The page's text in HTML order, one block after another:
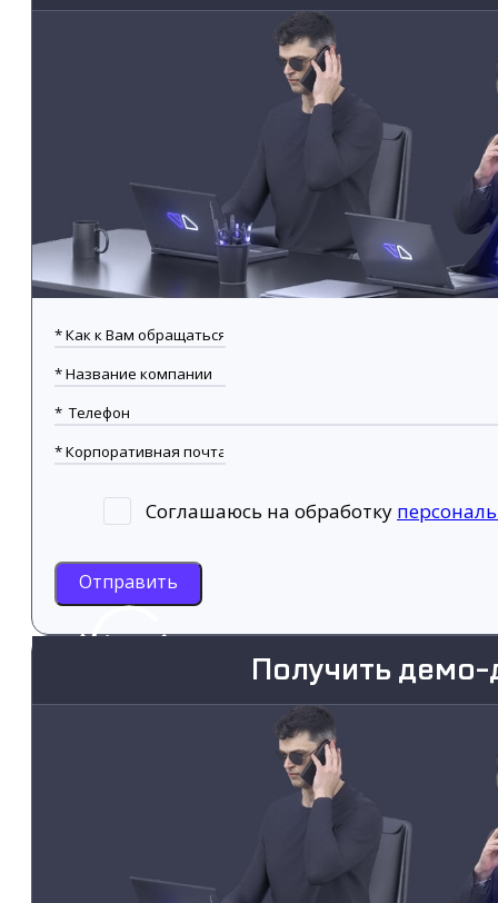
Соглашаюсь на обработку
Отправить
Получить демо-